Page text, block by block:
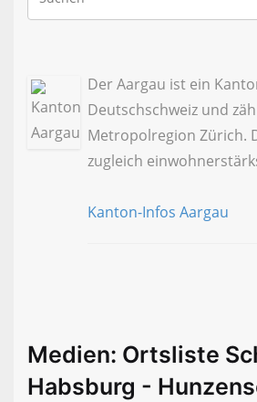
Der Aargau ist ein
Deutschschweiz und
Metropolregion Zürich.
zugleich
Kanton-Infos Aargau
Medien: Ortsliste
Habsburg -